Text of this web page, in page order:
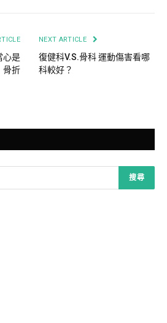
心是
骨折
NEXT ARTICLE
復健科V.S.骨科 運動傷害看哪
科較好？